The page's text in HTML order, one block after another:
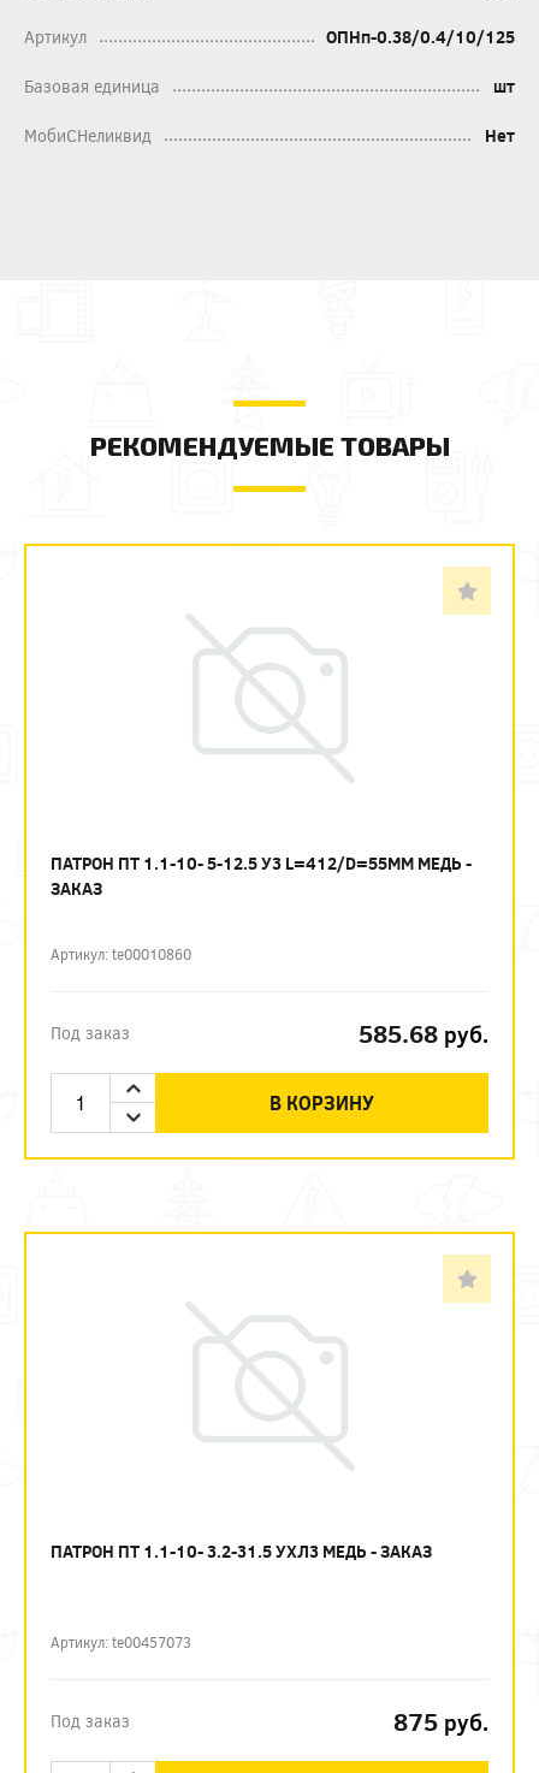
Артикул ОПНп-0.38/0.4/10/125
Базовая единица шт
МобиСНеликвид Нет
РЕКОМЕНДУЕМЫЕ ТОВАРЫ
ПАТРОН ПТ 1.1-10- 5-12.5 У3 L=412/D=55MM МЕДЬ -
ЗАКАЗ
Артикул: te00010860
Под заказ 585.68 руб.
В КОРЗИНУ
ПАТРОН ПТ 1.1-10- 3.2-31.5 УХЛ3 МЕДЬ - ЗАКАЗ
Артикул: te00457073
Под заказ 875 руб.